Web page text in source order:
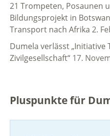
21 Trompeten, Posaunen
Bildungsprojekt in
Transport nach Afrika 2.
Dumela verlässt „Initiative
Zivilgesellschaft“ 17.
Pluspunkte für